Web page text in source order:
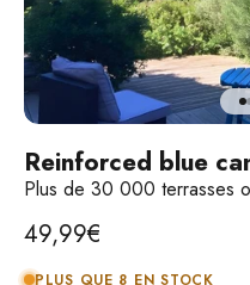
🔒 Satisfait ou remboursé
30j
frais
Reinforced blue
Plus de 30 000 terrasses
Selling price
49,99€
PLUS QUE 8 EN STOCK